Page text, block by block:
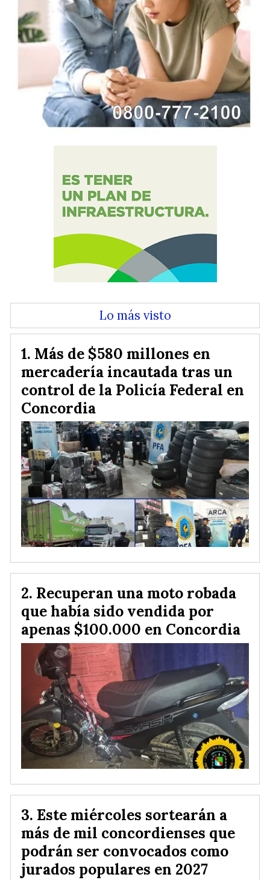
Lo más visto
Más de $580 millones en
mercadería incautada tras un
control de la Policía Federal en
Concordia
Recuperan una moto robada
que había sido vendida por
apenas $100.000 en Concordia
Este miércoles sortearán a
más de mil concordienses que
podrán ser convocados como
jurados populares en 2027